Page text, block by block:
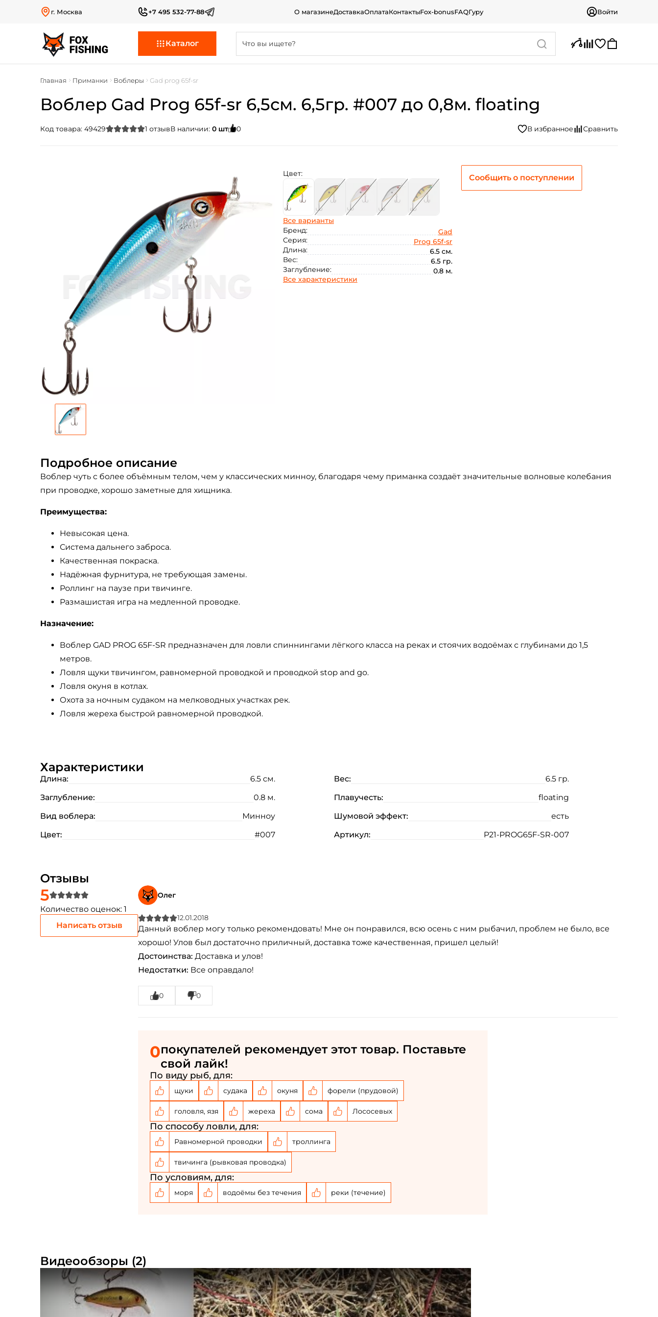
г. Москва +7 495 532-77-88 О магазинеДоставкаОплатаКонтактыFox-bonusFAQГуру Войти
Каталог
Главная Приманки Воблеры Gad prog 65f-sr
Воблер Gad Prog 65f-sr 6,5см. 6,5гр. #007 до 0,8м. floating
Код товара: 49429 1 отзывВ наличии: 0 шт 0
Цвет:
Все варианты
Бренд:
Gad
Серия:
Prog 65f-sr
Длина:
6.5 см.
Вес:
6.5 гр.
Заглубление:
0.8 м.
Все характеристики
Сообщить о поступлении
Подробное описание
Воблер чуть с более объёмным телом, чем у классических минноу, благодаря чему приманка создаёт значительные волновые колебания
при проводке, хорошо заметные для хищника.
Преимущества:
Невысокая цена.
Система дальнего заброса.
Качественная покраска.
Надёжная фурнитура, не требующая замены.
Роллинг на паузе при твичинге.
Размашистая игра на медленной проводке.
Назначение:
Воблер GAD PROG 65F-SR предназначен для ловли спиннингами лёгкого класса на реках и стоячих водоёмах с глубинами до 1,5
метров.
Ловля щуки твичингом, равномерной проводкой и проводкой stop and go.
Ловля окуня в котлах.
Охота за ночным судаком на мелководных участках рек.
Ловля жереха быстрой равномерной проводкой.
Характеристики
Длина: 6.5 см. Вес:
6.5 гр.
Заглубление:
0.8 м. Плавучесть:
floating
Вид воблера:
Минноу Шумовой эффект:
есть
Цвет:
#007 Артикул: P21-PROG65F-SR-007
Отзывы
5
Количество оценок: 1
Написать отзыв
Олег
12.01.2018
Данный воблер могу только рекомендовать! Мне он понравился, всю осень с ним рыбачил, проблем не было, все
хорошо! Улов был достаточно приличный, доставка тоже качественная, пришел целый!
Достоинства: Доставка и улов!
Недостатки: Все оправдало!
0 0
0покупателей рекомендует этот товар. Поставьте
свой лайк!
По виду рыб, для:
щуки судака окуня форели (прудовой)
головля, язя жереха сома Лососевых
По способу ловли, для:
Равномерной проводки троллинга
твичинга (рывковая проводка)
По условиям, для:
моря водоёмы без течения реки (течение)
Видеообзоры (2)
Email: *
Номер телефона: *
Придумайте пароль: *
Повторите пароль: *
обработкуперсональных данных
Создать аккаунт
У меня уже есть аккаунт